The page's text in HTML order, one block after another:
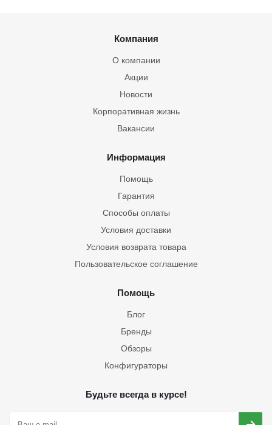
Компания
О компании
Акции
Новости
Корпоративная жизнь
Вакансии
Информация
Помощь
Гарантия
Способы оплаты
Условия доставки
Условия возврата товара
Пользовательское соглашение
Помощь
Блог
Бренды
Обзоры
Конфигураторы
Будьте всегда в курсе!